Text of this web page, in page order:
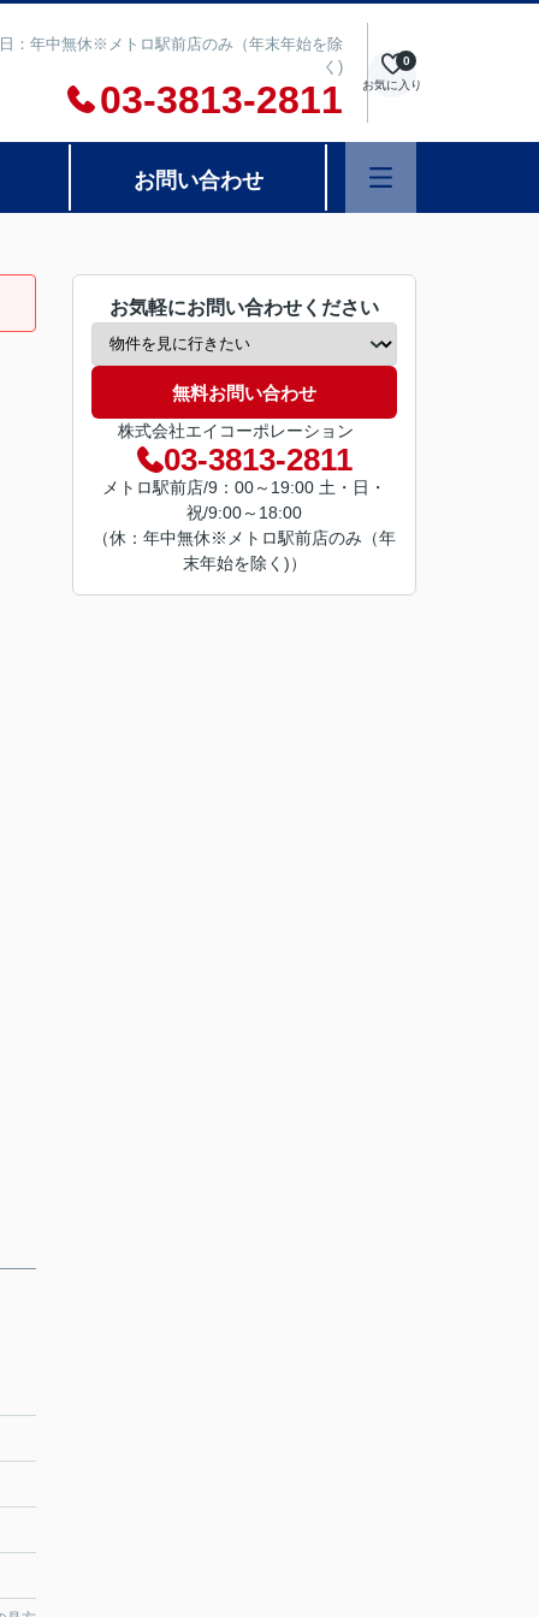
：年中無休※メトロ駅前店のみ（年末年始を除
く)
03-3813-2811 お気に入り
0
お問い合わせ
お気軽にお問い合わせください
無料お問い合わせ
株式会社エイコーポレーション
03-3813-2811
メトロ駅前店/9：00～19:00 土・日・
祝/9:00～18:00
（休：年中無休※メトロ駅前店のみ（年
末年始を除く)）